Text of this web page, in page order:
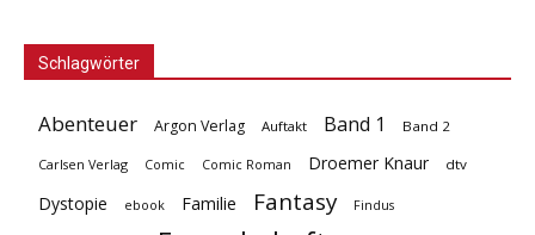
Schlagwörter
Abenteuer Argon Verlag Auftakt Band 1 Band 2
Carlsen Verlag Comic Comic Roman Droemer Knaur dtv
Dystopie ebook Familie Fantasy Findus